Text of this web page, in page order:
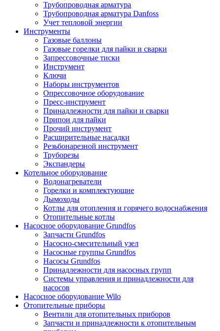
Трубопроводная арматура
Трубопроводная арматура Danfoss
Учет тепловой энергии
Инструменты
Газовые баллоны
Газовые горелки для пайки и сварки
Запрессовочные тиски
Инструмент
Ключи
Наборы инструментов
Опрессовочное оборудование
Пресс-инструмент
Принадлежности для пайки и сварки
Припои для пайки
Прочий инструмент
Расширительные насадки
Резьбонарезной инструмент
Труборезы
Экспандеры
Котельное оборудование
Водонагреватели
Горелки и комплектующие
Дымоходы
Котлы для отопления и горячего водоснабжения
Отопительные котлы
Насосное оборудование Grundfos
Запчасти Grundfos
Насосно-смесительный узел
Насосные группы Grundfos
Насосы Grundfos
Принадлежности для насосных групп
Системы управления и принадлежности для
насосов
Насосное оборудование Wilo
Отопительные приборы
Вентили для отопительных приборов
Запчасти и принадлежности к отопительным